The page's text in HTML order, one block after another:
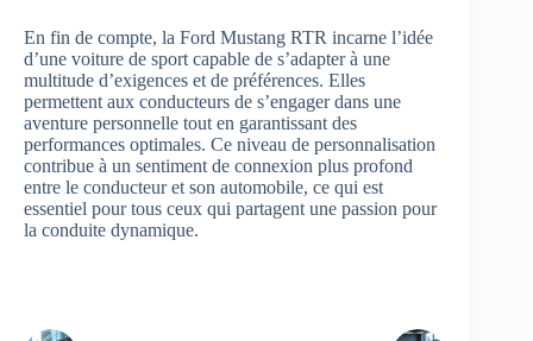
En fin de compte, la Ford Mustang RTR incarne l’idée
d’une voiture de sport capable de s’adapter à une
multitude d’exigences et de préférences. Elles
permettent aux conducteurs de s’engager dans une
aventure personnelle tout en garantissant des
performances optimales. Ce niveau de personnalisation
contribue à un sentiment de connexion plus profond
entre le conducteur et son automobile, ce qui est
essentiel pour tous ceux qui partagent une passion pour
la conduite dynamique.